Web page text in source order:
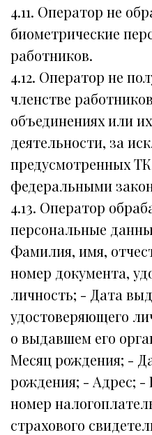
4.11. Оператор не
биометрические
работников.
4.12. Оператор не
членстве
объединениях или
деятельности, за
предусмотренных
федеральными
4.13. Оператор
персональные
Фамилия, имя,
номер документа,
личность; - Дата
удостоверяющего
о выдавшем его
Месяц рождения; -
рождения; - Адрес;
номер
страхового